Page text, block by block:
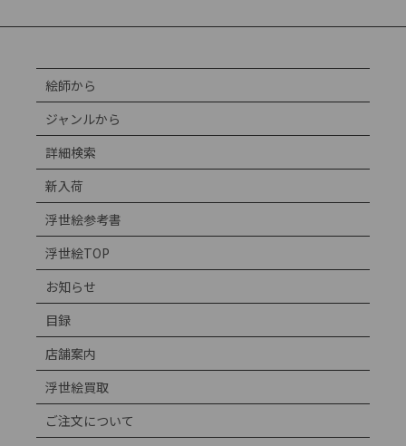
絵師から
ジャンルから
詳細検索
新入荷
浮世絵参考書
浮世絵TOP
お知らせ
目録
店舗案内
浮世絵買取
ご注文について